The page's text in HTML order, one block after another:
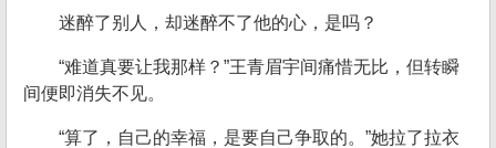
迷醉了别人，却迷醉不了他的心，是吗？
“难道真要让我那样？”王青眉宇间痛惜无比，但转瞬
间便即消失不见。
“算了，自己的幸福，是要自己争取的。”她拉了拉衣